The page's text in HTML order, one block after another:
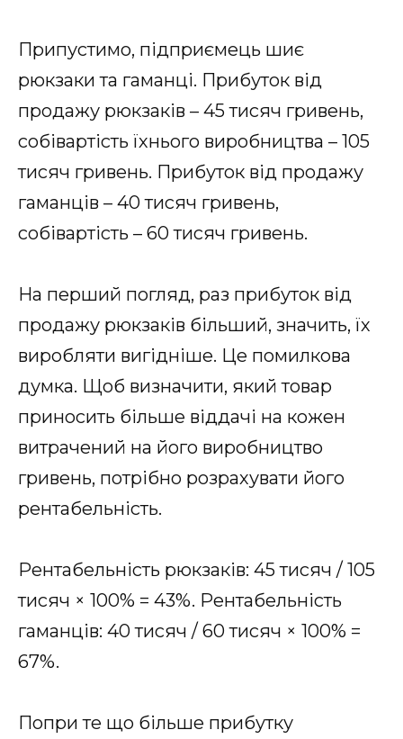
Припустимо, підприємець шиє
рюкзаки та гаманці. Прибуток від
продажу рюкзаків – 45 тисяч гривень,
собівартість їхнього виробництва – 105
тисяч гривень. Прибуток від продажу
гаманців – 40 тисяч гривень,
собівартість – 60 тисяч гривень.
На перший погляд, раз прибуток від
продажу рюкзаків більший, значить, їх
виробляти вигідніше. Це помилкова
думка. Щоб визначити, який товар
приносить більше віддачі на кожен
витрачений на його виробництво
гривень, потрібно розрахувати його
рентабельність.
Рентабельність рюкзаків: 45 тисяч / 105
тисяч × 100% = 43%. Рентабельність
гаманців: 40 тисяч / 60 тисяч × 100% =
67%.
Попри те що більше прибутку